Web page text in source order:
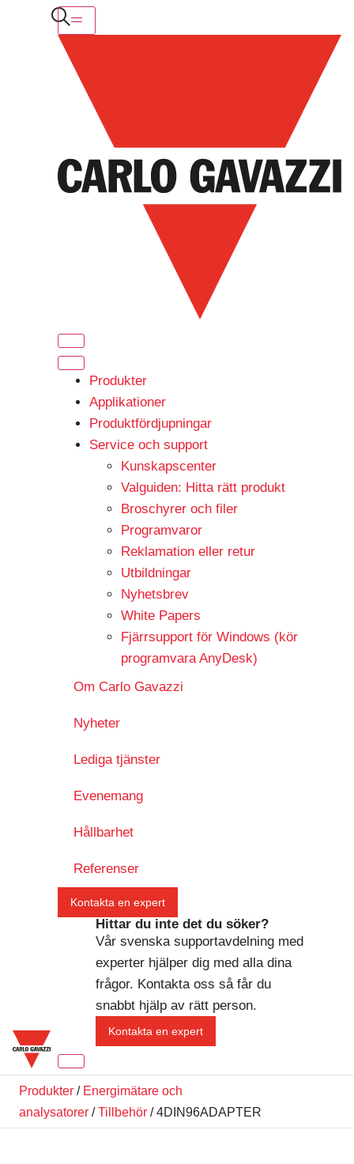
Produkter
Applikationer
Produktfördjupningar
Service och support
Kunskapscenter
Valguiden: Hitta rätt produkt
Broschyrer och filer
Programvaror
Reklamation eller retur
Utbildningar
Nyhetsbrev
White Papers
Fjärrsupport för Windows (kör
programvara AnyDesk)
Om Carlo Gavazzi
Nyheter
Lediga tjänster
Evenemang
Hållbarhet
Referenser
Kontakta en expert
Hittar du inte det du söker?
Vår svenska supportavdelning med
experter hjälper dig med alla dina
frågor. Kontakta oss så får du
snabbt hjälp av rätt person.
Kontakta en expert
Produkter / Energimätare och
analysatorer /Tillbehör / 4DIN96ADAPTER